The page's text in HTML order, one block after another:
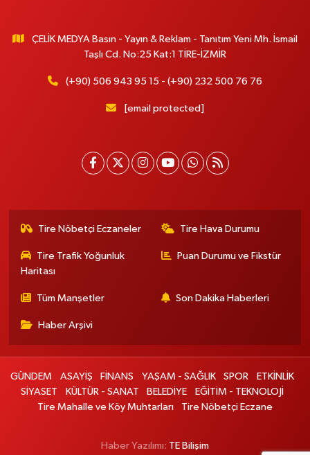
ÇELİK MEDYA Basın - Yayın & Reklam - Tanıtım Yeni Mh. İsmail
Taşlı Cd. No:25 Kat:1 TİRE-İZMİR
(+90) 506 943 95 15 - (+90) 232 500 76 76
[email protected]
Tire Nöbetçi Eczaneler Tire Hava Durumu
Tire Trafik Yoğunluk
Haritası
Puan Durumu ve Fikstür
Tüm Manşetler Son Dakika Haberleri
Haber Arşivi
GÜNDEM ASAYİŞ FİNANS YAŞAM - SAĞLIK SPOR
ETKİNLİK
SİYASET
KÜLTÜR - SANAT BELEDİYE
EĞİTİM - TEKNOLOJİ
Tire Mahalle ve Köy Muhtarları
Tire Nöbetçi Eczane
Haber Yazılımı: TE Bilişim